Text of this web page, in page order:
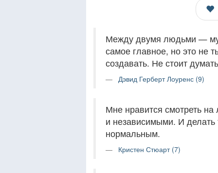
Между двумя людьми —
самое главное, но это не
создавать. Не стоит
Дэвид Герберт Лоуренс (9)
Мне нравится смотреть
и независимыми. И
нормальным.
Кристен Стюарт (7)